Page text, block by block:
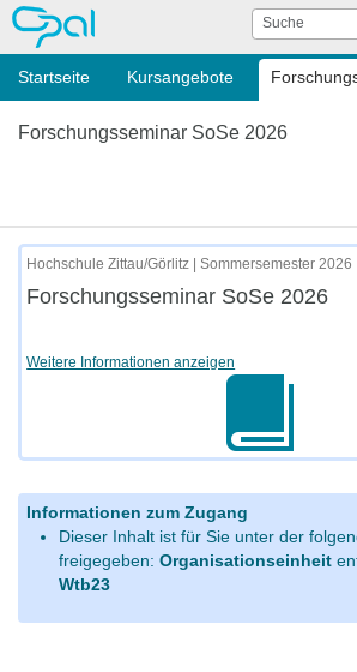
OPAL Suche
Startseite Kursangebote
Forschungsseminar SoSe 2026
Hochschule Zittau/Görlitz | Sommersemester 2026
Forschungsseminar SoSe 2026
Weitere Informationen anzeigen
Informationen zum Zugang
Dieser Inhalt ist für Sie unter der
freigegeben: Organisationseinheit
Wtb23